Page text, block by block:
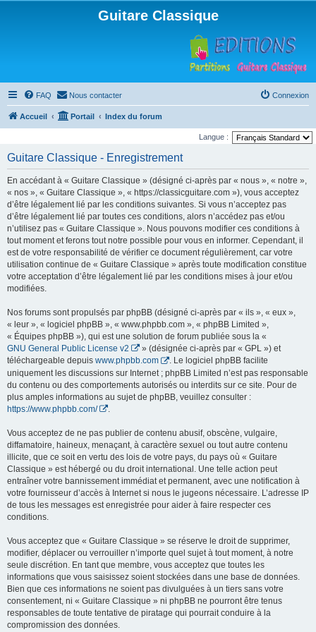
Guitare Classique
FAQ Nous contacter Connexion
Accueil Portail Index du forum
Langue :
Guitare Classique - Enregistrement
En accédant à « Guitare Classique » (désigné ci-après par « nous », « notre »,
« nos », « Guitare Classique », « https://classicguitare.com »), vous acceptez
d’être légalement lié par les conditions suivantes. Si vous n’acceptez pas
d’être légalement lié par toutes ces conditions, alors n’accédez pas et/ou
n’utilisez pas « Guitare Classique ». Nous pouvons modifier ces conditions à
tout moment et ferons tout notre possible pour vous en informer. Cependant, il
est de votre responsabilité de vérifier ce document régulièrement, car votre
utilisation continue de « Guitare Classique » après toute modification constitue
votre acceptation d’être légalement lié par les conditions mises à jour et/ou
modifiées.
Nos forums sont propulsés par phpBB (désigné ci-après par « ils », « eux »,
« leur », « logiciel phpBB », « www.phpbb.com », « phpBB Limited »,
« Équipes phpBB »), qui est une solution de forum publiée sous la «
GNU General Public License v2
» (désignée ci-après par « GPL ») et
téléchargeable depuis www.phpbb.com
. Le logiciel phpBB facilite
uniquement les discussions sur Internet ; phpBB Limited n’est pas responsable
du contenu ou des comportements autorisés ou interdits sur ce site. Pour de
plus amples informations au sujet de phpBB, veuillez consulter :
https://www.phpbb.com/
Vous acceptez de ne pas publier de contenu abusif, obscène, vulgaire,
diffamatoire, haineux, menaçant, à caractère sexuel ou tout autre contenu
illicite, que ce soit en vertu des lois de votre pays, du pays où « Guitare
Classique » est hébergé ou du droit international. Une telle action peut
entraîner votre bannissement immédiat et permanent, avec une notification à
votre fournisseur d’accès à Internet si nous le jugeons nécessaire. L’adresse IP
de tous les messages est enregistrée pour aider à faire respecter ces
conditions.
Vous acceptez que « Guitare Classique » se réserve le droit de supprimer,
modifier, déplacer ou verrouiller n’importe quel sujet à tout moment, à notre
seule discrétion. En tant que membre, vous acceptez que toutes les
informations que vous saisissez soient stockées dans une base de données.
Bien que ces informations ne soient pas divulguées à un tiers sans votre
consentement, ni « Guitare Classique » ni phpBB ne pourront être tenus
responsables de toute tentative de piratage qui pourrait conduire à la
compromission des données.